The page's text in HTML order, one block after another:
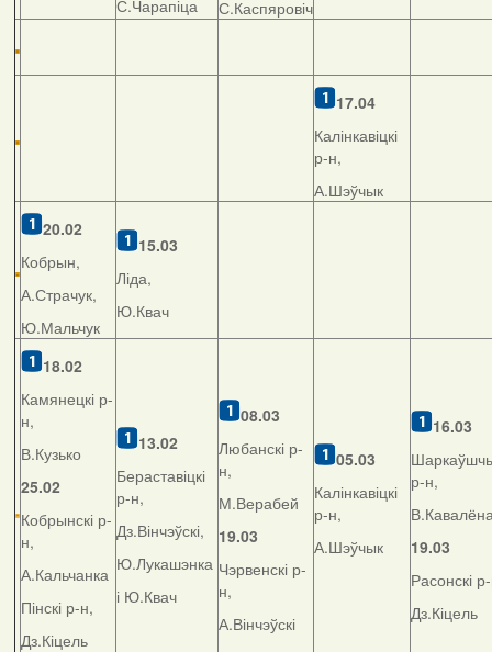
С.Чарапіца
С.Каспяровіч
17.04
Калінкавіцкі
р-н,
А.Шэўчык
20.02
Кобрын,
А.Страчук,
Ю.Мальчук
15.03
Ліда,
Ю.Квач
18.02
Камянецкі р-
н,
В.Кузько
25.02
Кобрынскі р-
н,
А.Кальчанка
Пінскі р-н,
Дз.Кіцель
13.02
Бераставіцкі
р-н,
Дз.Вінчэўскі,
Ю.Лукашэнка
і Ю.Квач
08.03
Любанскі р-
н,
М.Верабей
19.03
Чэрвенскі р-
н,
А.Вінчэўскі
05.03
Калінкавіцкі
р-н,
А.Шэўчык
16.03
р-н,
19.03
Расонскі
Дз.Кіцель